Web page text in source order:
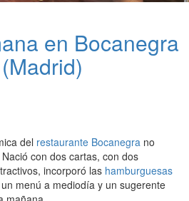
en Bocanegra
del restaurante Bocanegra no
con dos cartas, con dos
incorporó las hamburguesas
menú a mediodía y un sugerente